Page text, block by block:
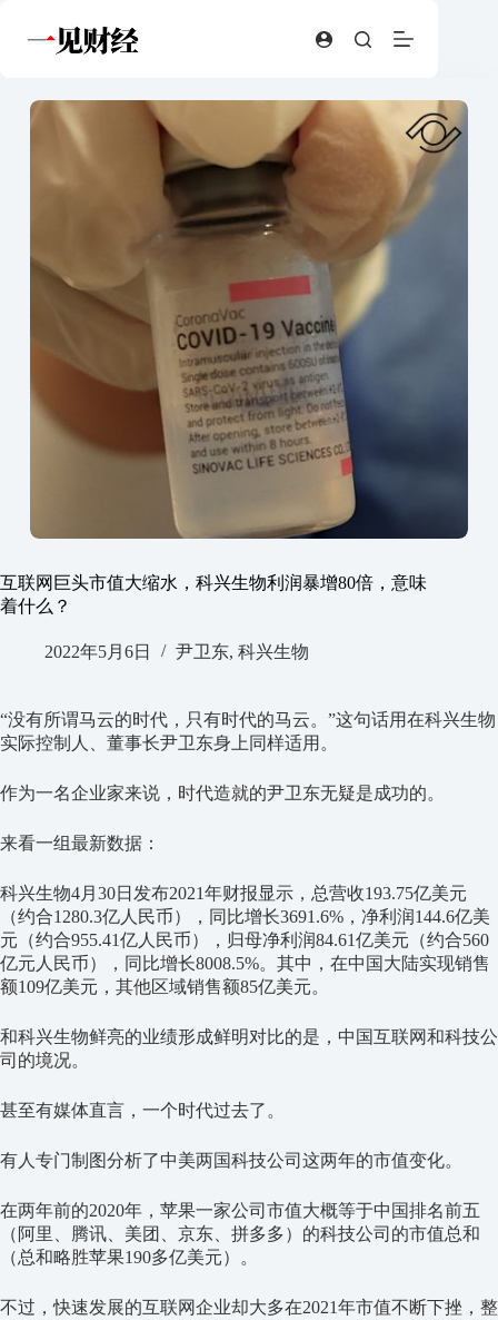
互联网巨头市值大缩水，科兴生物利润暴增80倍，意味
着什么？
2022年5月6日 尹卫东, 科兴生物
“没有所谓马云的时代，只有时代的马云。”这句话用在科兴生物
实际控制人、董事长尹卫东身上同样适用。
作为一名企业家来说，时代造就的尹卫东无疑是成功的。
来看一组最新数据：
科兴生物4月30日发布2021年财报显示，总营收193.75亿美元
（约合1280.3亿人民币），同比增长3691.6%，净利润144.6亿美
元（约合955.41亿人民币），归母净利润84.61亿美元（约合560
亿元人民币），同比增长8008.5%。其中，在中国大陆实现销售
额109亿美元，其他区域销售额85亿美元。
和科兴生物鲜亮的业绩形成鲜明对比的是，中国互联网和科技公
司的境况。
甚至有媒体直言，一个时代过去了。
有人专门制图分析了中美两国科技公司这两年的市值变化。
在两年前的2020年，苹果一家公司市值大概等于中国排名前五
（阿里、腾讯、美团、京东、拼多多）的科技公司的市值总和
（总和略胜苹果190多亿美元）。
不过，快速发展的互联网企业却大多在2021年市值不断下挫，整